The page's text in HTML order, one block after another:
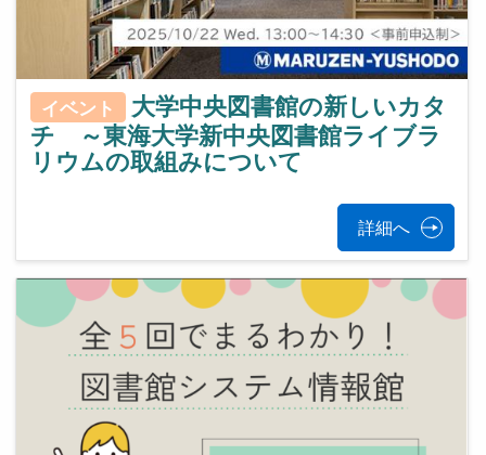
イベント
大学中央図書館の新しいカタ
チ ～東海大学新中央図書館ライブラ
リウムの取組みについて
詳細へ